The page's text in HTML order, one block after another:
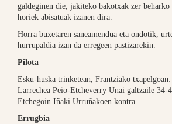
galdeginen die, jakiteko bakotxak zer beharko
horiek abisatuak izanen dira.
Horra buxetaren saneamendua eta ondotik,
hurrupaldia izan da erregeen pastizarekin.
Pilota
Esku-huska trinketean, Frantziako
Larrechea Peio-Etcheverry Unai galtzaile 34-
Etchegoin Iñaki Urruñakoen kontra.
Errugbia